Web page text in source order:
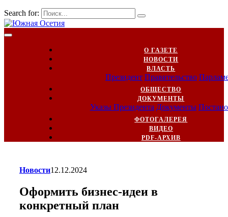
Search for:
О ГАЗЕТЕ
НОВОСТИ
ВЛАСТЬ
Президент Правительство
ОБЩЕСТВО
ДОКУМЕНТЫ
Указы Президента Документы
ФОТОГАЛЕРЕЯ
ВИДЕО
PDF-АРХИВ
Новости12.12.2024
Оформить бизнес-идеи в
конкретный план